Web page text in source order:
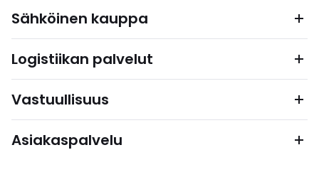
Sähköinen kauppa
Logistiikan palvelut
Vastuullisuus
Asiakaspalvelu